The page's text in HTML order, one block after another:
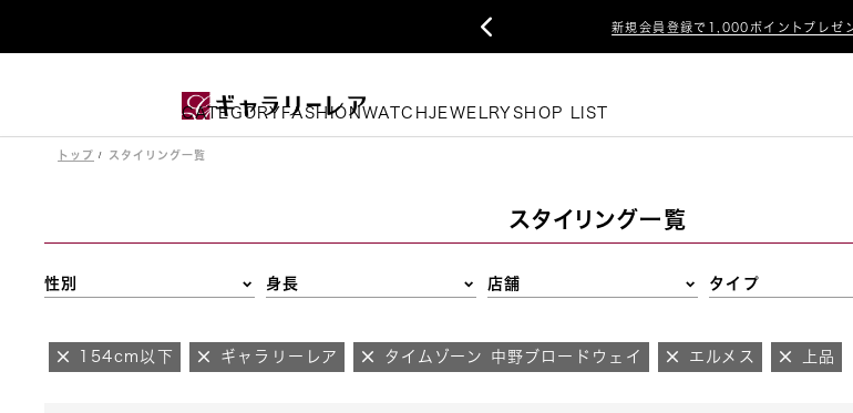
新規会員登録で1,000ポイントプレゼ

CATEGORY FASHIONWATCHJEWELRY SHOP LIST
トップ スタイリング一覧
スタイリング一覧
性別 身長 店舗 タイプ
154cm以下 ギャラリーレア タイムゾーン 中野ブロードウェイ エルメス 上品